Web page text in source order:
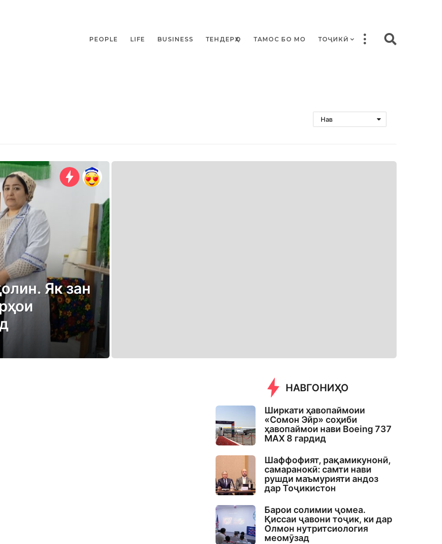
PEOPLE LIFE BUSINESS ТЕНДЕРҲО ТАМОС БО МО ТОҶИКӢ
Нав
Як зан
НАВГОНИҲО
Ширкати ҳавопаймоии
«Сомон Эйр» соҳиби
ҳавопаймои нави Boeing 737
MAX 8 гардид
Шаффофият, рақамикунонӣ,
самаранокӣ: самти нави
рушди маъмурияти андоз
дар Тоҷикистон
Барои солимии ҷомеа.
Қиссаи ҷавони тоҷик, ки дар
Олмон нутритсиология
меомӯзад